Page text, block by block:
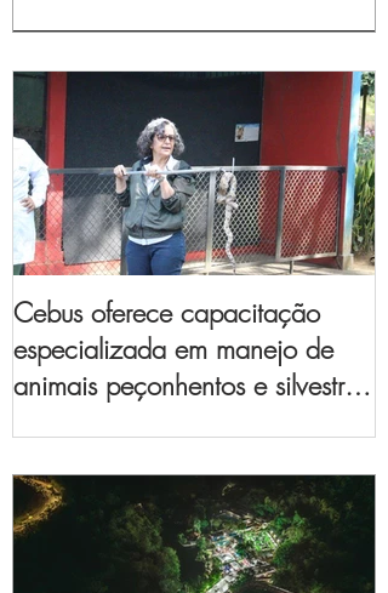
Cebus oferece capacitação
especializada em manejo de
animais peçonhentos e silvestres